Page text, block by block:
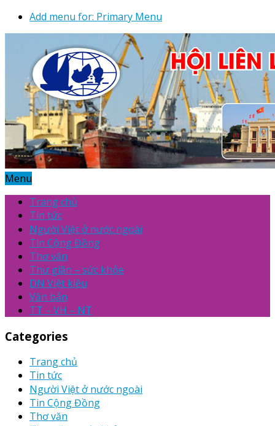
Add menu for: Primary Menu
Menu
Trang chủ
Tin tức
Người Việt ở nước ngoài
Tin Cộng Đồng
Thơ văn
Thư giãn – sức khỏe
DN Việt kiều
Văn bản
TT – VH – NT
Categories
Trang chủ
Tin tức
Người Việt ở nước ngoài
Tin Cộng Đồng
Thơ văn